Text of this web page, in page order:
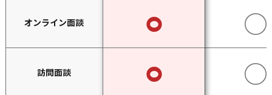
浮気調査（夫３３歳）
オンライン面談
訪問面談
⚪︎
⚪︎
○
○